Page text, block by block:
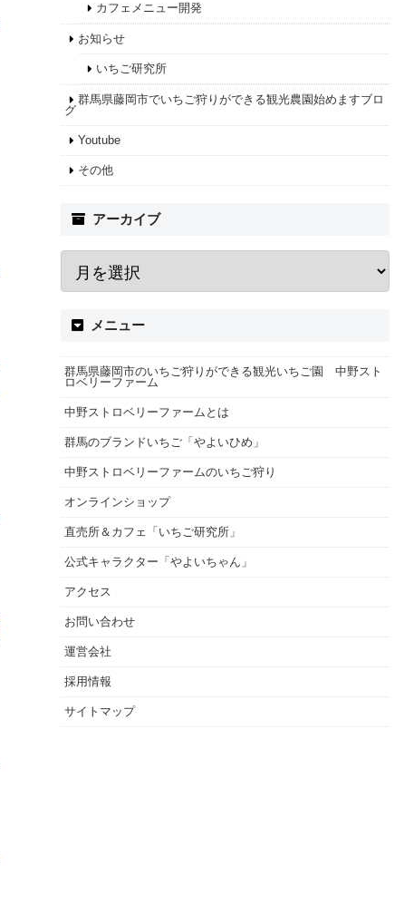
カフェメニュー開発
お知らせ
いちご研究所
群馬県藤岡市でいちご狩りができる観光農園始めますブロ
グ
Youtube
その他
アーカイブ
メニュー
群馬県藤岡市のいちご狩りができる観光いちご園 中野スト
ロベリーファーム
中野ストロベリーファームとは
群馬のブランドいちご「やよいひめ」
中野ストロベリーファームのいちご狩り
オンラインショップ
直売所＆カフェ「いちご研究所」
公式キャラクター「やよいちゃん」
アクセス
お問い合わせ
運営会社
採用情報
サイトマップ